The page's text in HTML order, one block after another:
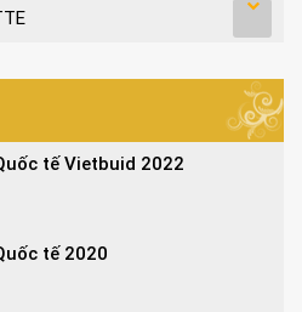
tế Vietbuid 2022
tế 2020